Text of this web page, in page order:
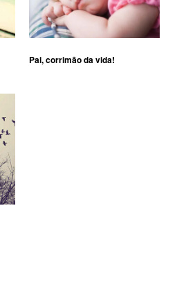
Pai, corrimão da vida!